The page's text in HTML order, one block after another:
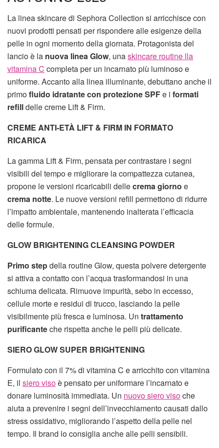
La linea skincare di Sephora Collection si arricchisce con
nuovi prodotti pensati per rispondere alle esigenze della
pelle in ogni momento della giornata. Protagonista del
lancio è la nuova linea Glow, unaskincare routine lla
vitamina C completa per un incarnato più luminoso e
uniforme. Accanto alla linea illuminante, debuttano anche il
primofluido idratante con protezione SPFe i formati
refilldelle creme Lift & Firm.
CREME ANTI-ETÀ LIFT & FIRM IN FORMATO
RICARICA
La gamma Lift & Firm, pensata per contrastare i segni
visibili del tempo e migliorare la compattezza cutanea,
propone le versioni ricaricabili dellecrema giorno e
crema notte. Le nuove versioni refill permettono di ridurre
l’impatto ambientale, mantenendo inalterata l’efficacia
delle formule.
GLOW BRIGHTENING CLEANSING POWDER
Primo stepdella routine Glow, questa polvere detergente
si attiva a contatto con l’acqua trasformandosi in una
schiuma delicata. Rimuove impurità, sebo in eccesso,
cellule morte e residui di trucco, lasciando la pelle
visibilmente più fresca e luminosa. Un trattamento
purificanteche rispetta anche le pelli più delicate.
SIERO GLOW SUPER BRIGHTENING
Formulato con il 7% di vitamina C e arricchito con vitamina
E, il siero visoè pensato per uniformare l’incarnato e
donare luminosità immediata. Un nuovo siero visoche
aiuta a prevenire i segni dell’invecchiamento causati dallo
stress ossidativo, migliorando l’aspetto della pelle nel
tempo. Il brand lo consiglia anche alle pelli sensibili.